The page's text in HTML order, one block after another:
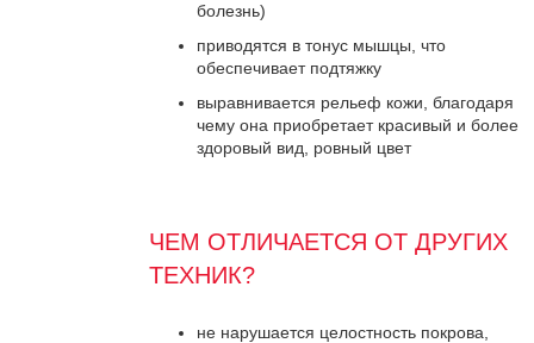
болезнь)
приводятся в тонус мышцы, что
обеспечивает подтяжку
выравнивается рельеф кожи, благодаря
чему она приобретает красивый и более
здоровый вид, ровный цвет
ЧЕМ ОТЛИЧАЕТСЯ ОТ ДРУГИХ
ТЕХНИК?
не нарушается целостность покрова,